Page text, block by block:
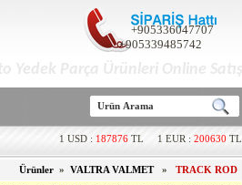
+905336047707
+905339485742
1 USD : 187876 TL 1 EUR : 200630 TL
Ürünler » VALTRA VALMET » TRACK ROD